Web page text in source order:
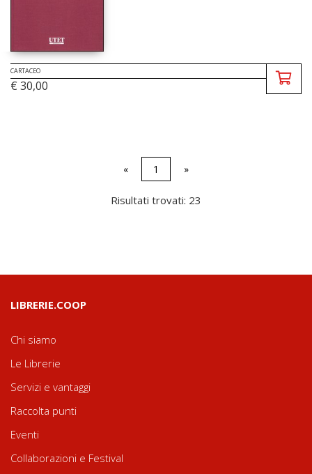
CARTACEO
€ 30,00
« 1 »
Risultati trovati: 23
LIBRERIE.COOP
Chi siamo
Le Librerie
Servizi e vantaggi
Raccolta punti
Eventi
Collaborazioni e Festival